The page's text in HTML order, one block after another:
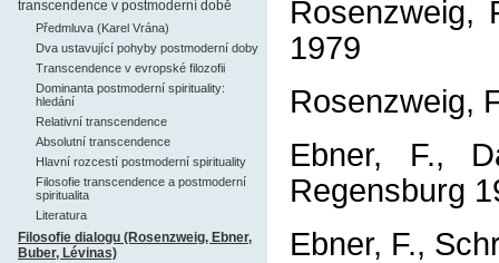
transcendence v postmoderní době
Předmluva (Karel Vrána)
Dva ustavující pohyby postmoderní doby
Transcendence v evropské filozofii
Dominanta postmoderní spirituality:
hledání
Relativní transcendence
Absolutní transcendence
Hlavní rozcestí postmoderní spirituality
Filosofie transcendence a postmoderní
spiritualita
Literatura
Filosofie dialogu (Rosenzweig, Ebner,
Buber, Lévinas)
Rosenzweig,
1979
Rosenzweig,
Ebner, F.,
Regensburg
Ebner, F.,